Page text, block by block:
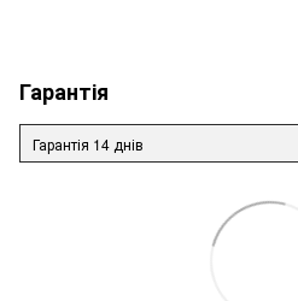
Гарантія
Гарантія 14 днів